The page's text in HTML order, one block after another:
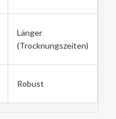
Länger
(Trocknungszeiten)
Robust